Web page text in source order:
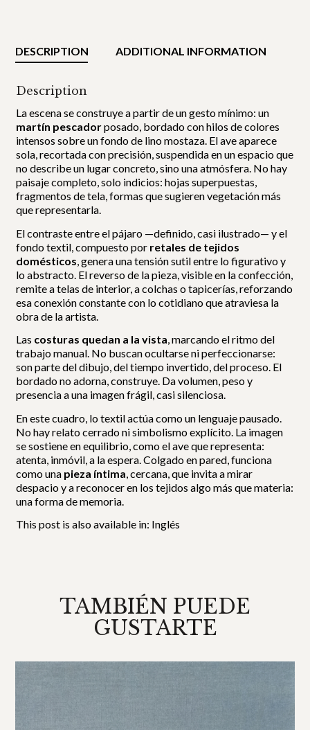
DESCRIPTION ADDITIONAL INFORMATION
Description
La escena se construye a partir de un gesto mínimo: un
martín pescadorposado, bordado con hilos de colores
intensos sobre un fondo de lino mostaza. El ave aparece
sola, recortada con precisión, suspendida en un espacio que
no describe un lugar concreto, sino una atmósfera. No hay
paisaje completo, solo indicios: hojas superpuestas,
fragmentos de tela, formas que sugieren vegetación más
que representarla.
El contraste entre el pájaro —definido, casi ilustrado— y el
fondo textil, compuesto por retales de tejidos
domésticos , genera una tensión sutil entre lo figurativo y
lo abstracto. El reverso de la pieza, visible en la confección,
remite a telas de interior, a colchas o tapicerías, reforzando
esa conexión constante con lo cotidiano que atraviesa la
obra de la artista.
Las costuras quedan a la vista, marcando el ritmo del
trabajo manual. No buscan ocultarse ni perfeccionarse:
son parte del dibujo, del tiempo invertido, del proceso. El
bordado no adorna, construye. Da volumen, peso y
presencia a una imagen frágil, casi silenciosa.
En este cuadro, lo textil actúa como un lenguaje pausado.
No hay relato cerrado ni simbolismo explícito. La imagen
se sostiene en equilibrio, como el ave que representa:
atenta, inmóvil, a la espera. Colgado en pared, funciona
como una pieza íntima, cercana, que invita a mirar
despacio y a reconocer en los tejidos algo más que materia:
una forma de memoria.
This post is also available in: Inglés
TAMBIÉN PUEDE
GUSTARTE